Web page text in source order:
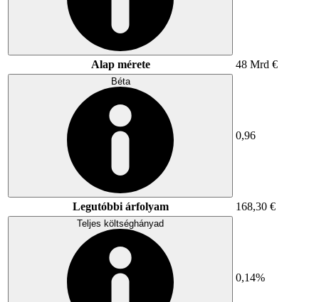
Alap mérete 48 Mrd €
Béta
0,96
Legutóbbi árfolyam 168,30 €
Teljes költséghányad
0,14%